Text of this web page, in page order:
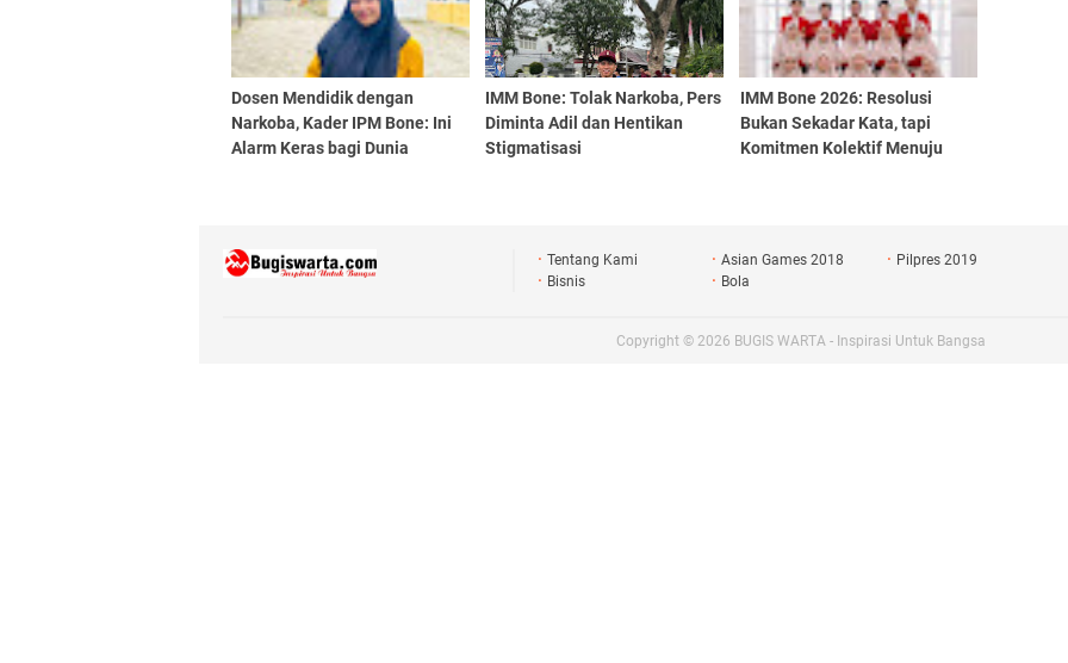
Dosen Mendidik dengan
Narkoba, Kader IPM Bone: Ini
Alarm Keras bagi Dunia
IMM Bone: Tolak Narkoba, Pers
Diminta Adil dan Hentikan
Stigmatisasi
IMM Bone 2026: Resolusi
Bukan Sekadar Kata, tapi
Komitmen Kolektif Menuju
Tentang Kami Asian Games 2018
Pilpres 2019
Bisnis
Bola
Copyright © 2026 BUGIS WARTA - Inspirasi Untuk Bangsa